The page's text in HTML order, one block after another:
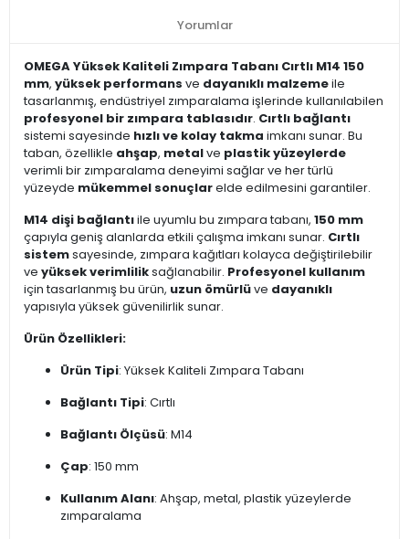
Yorumlar
OMEGA Yüksek Kaliteli Zımpara Tabanı Cırtlı M14 150
mm, yüksek performans ve dayanıklı malzemeile
tasarlanmış, endüstriyel zımparalama işlerinde kullanılabilen
profesyonel bir zımpara tablasıdır. Cırtlı bağlantı
sistemi sayesinde hızlı ve kolay takma imkanı sunar. Bu
taban, özellikle ahşap, metalve plastik yüzeylerde
verimli bir zımparalama deneyimi sağlar ve her türlü
yüzeyde mükemmel sonuçlarelde edilmesini garantiler.
M14 dişi bağlantıile uyumlu bu zımpara tabanı, 150 mm
çapıyla geniş alanlarda etkili çalışma imkanı sunar. Cırtlı
sistemsayesinde, zımpara kağıtları kolayca değiştirilebilir
ve yüksek verimliliksağlanabilir. Profesyonel kullanım
için tasarlanmış bu ürün, uzun ömürlüve dayanıklı
yapısıyla yüksek güvenilirlik sunar.
Ürün Özellikleri:
Ürün Tipi: Yüksek Kaliteli Zımpara Tabanı
Bağlantı Tipi: Cırtlı
Bağlantı Ölçüsü: M14
Çap: 150 mm
Kullanım Alanı: Ahşap, metal, plastik yüzeylerde
zımparalama